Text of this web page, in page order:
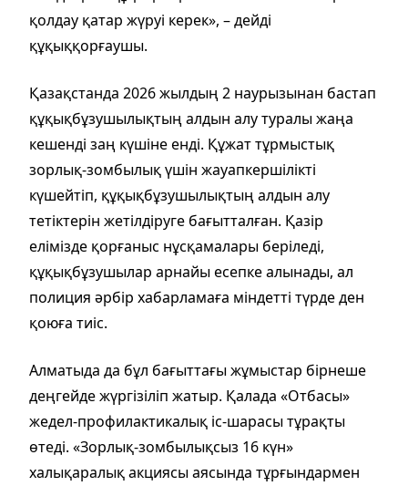
қолдау қатар жүруі керек», – дейді
құқыққорғаушы.
Қазақстанда 2026 жылдың 2 наурызынан бастап
құқықбұзушылықтың алдын алу туралы жаңа
кешенді заң күшіне енді. Құжат тұрмыстық
зорлық-зомбылық үшін жауапкершілікті
күшейтіп, құқықбұзушылықтың алдын алу
тетіктерін жетілдіруге бағытталған. Қазір
елімізде қорғаныс нұсқамалары беріледі,
құқықбұзушылар арнайы есепке алынады, ал
полиция әрбір хабарламаға міндетті түрде ден
қоюға тиіс.
Алматыда да бұл бағыттағы жұмыстар бірнеше
деңгейде жүргізіліп жатыр. Қалада «Отбасы»
жедел-профилактикалық іс-шарасы тұрақты
өтеді. «Зорлық-зомбылықсыз 16 күн»
халықаралық акциясы аясында тұрғындармен